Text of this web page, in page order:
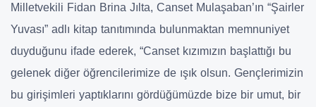
Milletvekili Fidan Brina Jılta, Canset Mulaşaban’ın “Şairler
Yuvası” adlı kitap tanıtımında bulunmaktan memnuniyet
duyduğunu ifade ederek, “Canset kızımızın başlattığı bu
gelenek diğer öğrencilerimize de ışık olsun. Gençlerimizin
bu girişimleri yaptıklarını gördüğümüzde bize bir umut, bir